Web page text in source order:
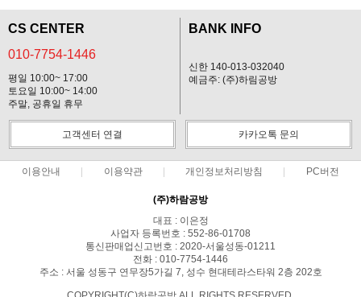
CS CENTER
010-7754-1446
평일 10:00~ 17:00
토요일 10:00~ 14:00
주말, 공휴일 휴무
BANK INFO
신한 140-013-032040
예금주: (주)하림공방
고객센터 연결 카카오톡 문의
이용안내 이용약관 개인정보처리방침 PC버전
(주)하람공방
대표 : 이은정
사업자 등록번호 : 552-86-01708
통신판매업신고번호 : 2020-서울성동-01211
전화 : 010-7754-1446
주소 : 서울 성동구 연무장5가길 7, 성수 현대테라스타워 2층 202호